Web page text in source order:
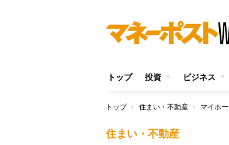
トップ 投資 ビジネス
トップ 住まい・不動産 マイホ
住まい・不動産